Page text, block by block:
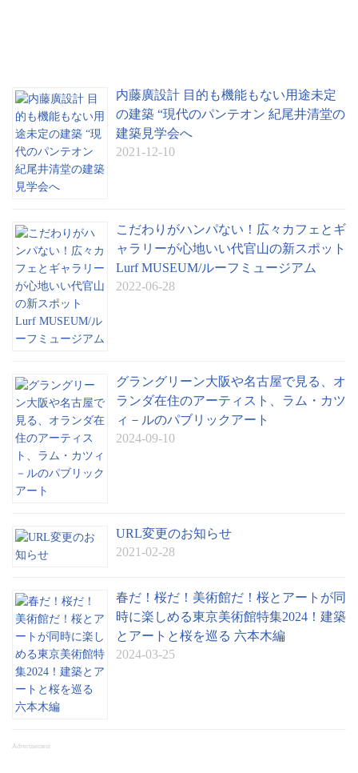
内藤廣設計 目的も機能もない用途未定
の建築 “現代のパンテオン 紀尾井清堂の
建築見学会へ
2021-12-10
こだわりがハンパない！広々カフェとギ
ャラリーが心地いい代官山の新スポット
Lurf MUSEUM/ルーフミュージアム
2022-06-28
グラングリーン大阪や名古屋で見る、オ
ランダ在住のアーティスト、ラム・カツ
ィ－ルのパブリックアート
2024-09-10
URL変更のお知らせ
2021-02-28
春だ！桜だ！美術館だ！桜とアートが同
時に楽しめる東京美術館特集2024！建築
とアートと桜を巡る 六本木編
2024-03-25
Advertisement